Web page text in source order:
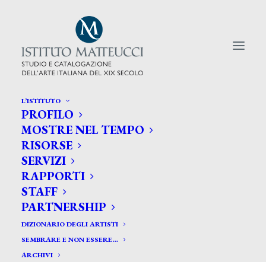
L’ISTITUTO
PROFILO
MOSTRE NEL TEMPO
RISORSE
SERVIZI
RAPPORTI
STAFF
PARTNERSHIP
DIZIONARIO DEGLI ARTISTI
SEMBRARE E NON ESSERE…
ARCHIVI
CERCA TRA GLI ARTISTI:
Search
for: